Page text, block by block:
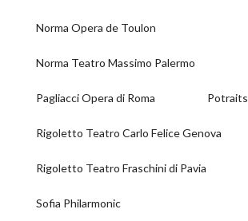
Norma Opera de Toulon
Norma Teatro Massimo Palermo
Pagliacci Opera di Roma Potraits
Rigoletto Teatro Carlo Felice Genova
Rigoletto Teatro Fraschini di Pavia
Sofia Philarmonic